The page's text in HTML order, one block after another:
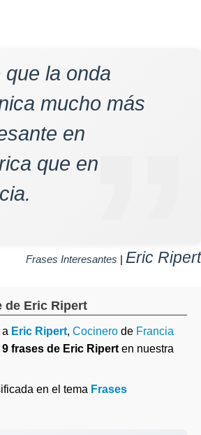
que la onda
mucho más
en
que en
Frases Interesantes | Eric Ripert
de Eric Ripert
Eric Ripert, Cocinero de Francia
9 frases de Eric Ripert en nuestra
en el tema Frases